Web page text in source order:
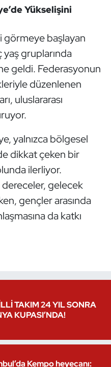
Yükselişini
görmeye başlayan
gruplarında
geldi. Federasyonun
düzenlenen
uluslararası
yalnızca bölgesel
dikkat çeken bir
ilerliyor.
gelecek
gençler arasında
da katkı
TAKIM 24 YIL SONRA
KUPASI’NDA!
Kempo heyecanı: